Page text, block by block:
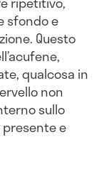
sfondo e
Questo
qualcosa in
non
sullo
e